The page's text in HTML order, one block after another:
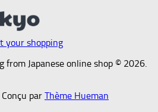
your shopping
from Japanese online shop © 2026.
par Thème Hueman